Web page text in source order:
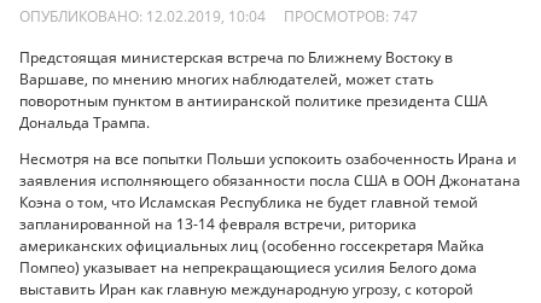
ОПУБЛИКОВАНО: 12.02.2019, 10:04 ПРОСМОТРОВ: 747
Предстоящая министерская встреча по Ближнему Востоку в
Варшаве, по мнению многих наблюдателей, может стать
поворотным пунктом в антииранской политике президента США
Дональда Трампа.
Несмотря на все попытки Польши успокоить озабоченность Ирана и
заявления исполняющего обязанности посла США в ООН Джонатана
Коэна о том, что Исламская Республика не будет главной темой
запланированной на 13-14 февраля встречи, риторика
американских официальных лиц (особенно госсекретаря Майка
Помпео) указывает на непрекращающиеся усилия Белого дома
выставить Иран как главную международную угрозу, с которой